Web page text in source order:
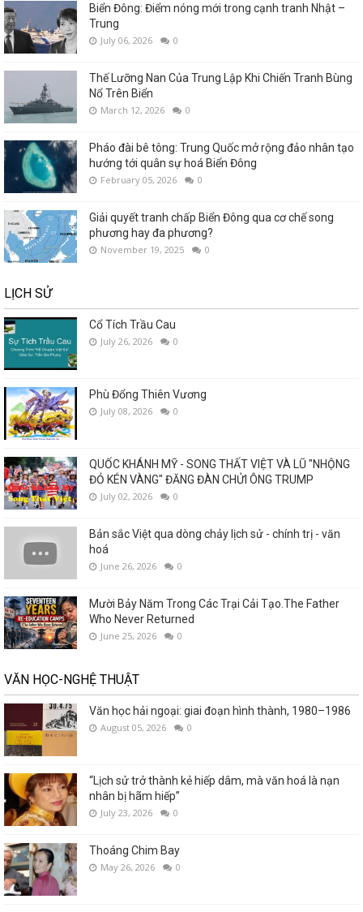
Biển Đông: Điểm nóng mới trong cạnh tranh Nhật –
Trung
July 06, 2026 0
Thế Lưỡng Nan Của Trung Lập Khi Chiến Tranh Bùng
Nổ Trên Biển
March 12, 2026 0
Pháo đài bê tông: Trung Quốc mở rộng đảo nhân tạo
hướng tới quân sự hoá Biển Đông
February 05, 2026 0
Giải quyết tranh chấp Biển Đông qua cơ chế song
phương hay đa phương?
November 19, 2025 0
LỊCH SỬ
Cổ Tích Trầu Cau
July 26, 2026 0
Phù Đổng Thiên Vương
July 08, 2026 0
QUỐC KHÁNH MỸ - SONG THẤT VIỆT VÀ LŨ "NHỘNG
ĐỎ KÉN VÀNG" ĐĂNG ĐÀN CHỬI ÔNG TRUMP
July 02, 2026 0
Bản sắc Việt qua dòng chảy lịch sử - chính trị - văn
hoá
June 26, 2026 0
Mười Bảy Năm Trong Các Trại Cải Tạo.The Father
Who Never Returned
June 25, 2026 0
VĂN HỌC-NGHỆ THUẬT
Văn học hải ngoại: giai đoạn hình thành, 1980–1986
August 05, 2026 0
“Lịch sử trở thành kẻ hiếp dâm, mà văn hoá là nạn
nhân bị hãm hiếp”
July 23, 2026 0
Thoáng Chim Bay
May 26, 2026 0